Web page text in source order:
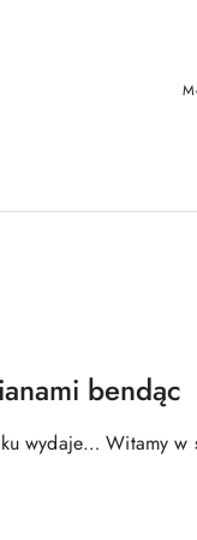
bendąc
wydaje… Witamy w